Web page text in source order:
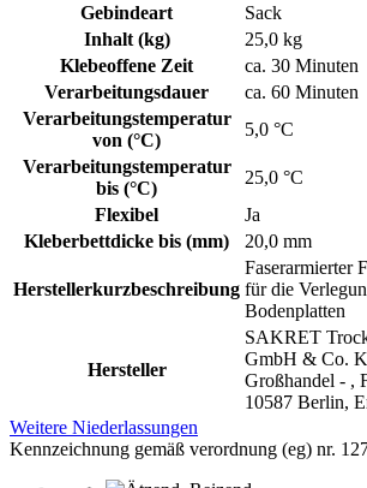
Gebindeart
Sack
Inhalt (kg)
25,0 kg
Klebeoffene Zeit
ca. 30 Minuten
Verarbeitungsdauer
ca. 60 Minuten
Verarbeitungstemperatur
von (°C)
5,0 °C
Verarbeitungstemperatur
bis (°C)
25,0 °C
Flexibel
Ja
Kleberbettdicke bis (mm)
20,0 mm
Herstellerkurzbeschreibung
Faserarmierter
für die
Bodenplatten
Hersteller
SAKRET
GmbH & Co.
Großhandel - ,
10587 Berlin,
Weitere Niederlassungen
Kennzeichnung gemäß verordnung (eg) nr.